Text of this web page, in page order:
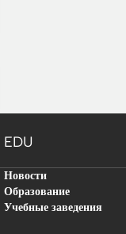
EDU
Новости
Образование
Учебные заведения